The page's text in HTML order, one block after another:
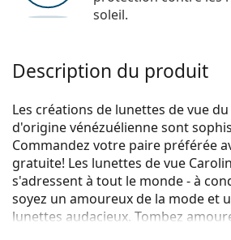
soleil.
Description du produit
Les créations de lunettes de vue
d'origine vénézuélienne sont
Commandez votre paire préférée
gratuite! Les lunettes de vue
s'adressent à tout le monde - à
soyez un amoureux de la mode et
lunettes audacieux. Tombez